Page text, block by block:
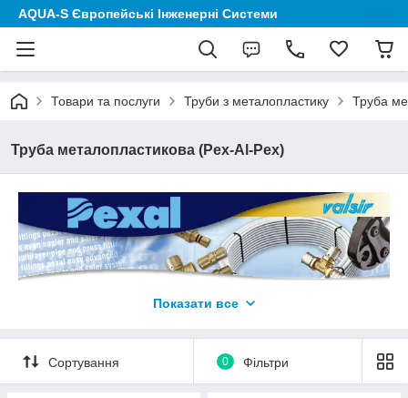
AQUA-S Європейські Інженерні Системи
Товари та послуги Труби з металопластику Труба
Труба металопластикова (Pex-Al-Pex)
Показати все
Сортування 0 Фільтри